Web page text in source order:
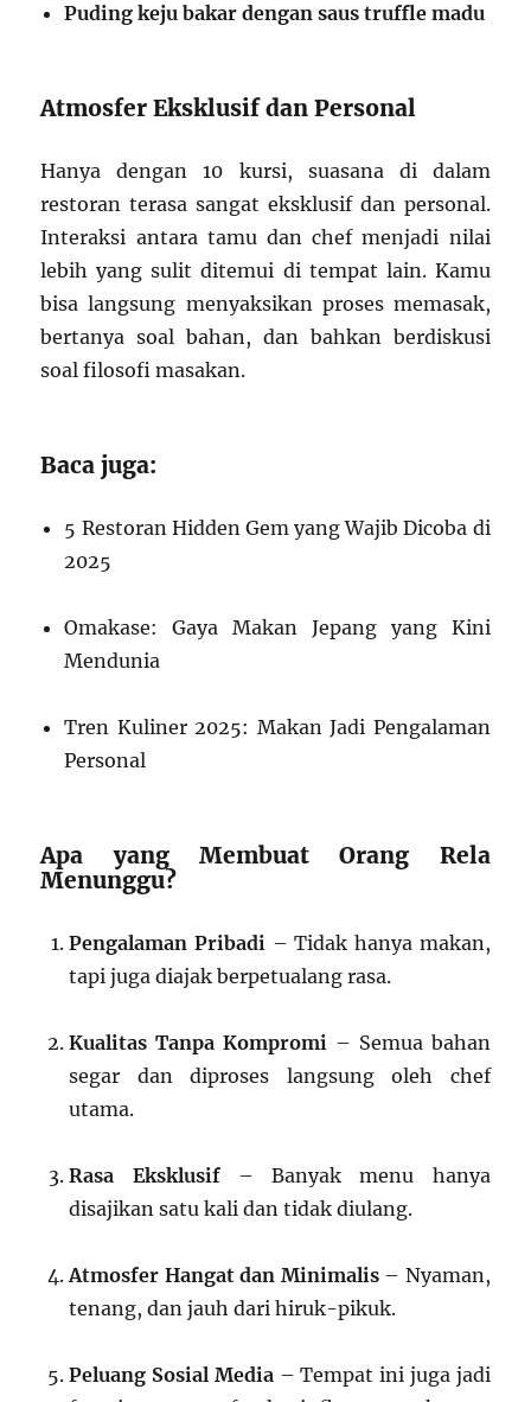
Puding keju bakar dengan saus truffle madu
Atmosfer Eksklusif dan Personal
Hanya dengan 10 kursi, suasana di dalam
restoran terasa sangat eksklusif dan personal.
Interaksi antara tamu dan chef menjadi nilai
lebih yang sulit ditemui di tempat lain. Kamu
bisa langsung menyaksikan proses memasak,
bertanya soal bahan, dan bahkan berdiskusi
soal filosofi masakan.
Baca juga:
5 Restoran Hidden Gem yang Wajib Dicoba di
2025
Omakase: Gaya Makan Jepang yang Kini
Mendunia
Tren Kuliner 2025: Makan Jadi Pengalaman
Personal
Apa yang Membuat Orang Rela
Menunggu?
Pengalaman Pribadi – Tidak hanya makan,
tapi juga diajak berpetualang rasa.
Kualitas Tanpa Kompromi – Semua bahan
segar dan diproses langsung oleh chef
utama.
Rasa Eksklusif– Banyak menu hanya
disajikan satu kali dan tidak diulang.
Atmosfer Hangat dan Minimalis– Nyaman,
tenang, dan jauh dari hiruk-pikuk.
Peluang Sosial Media– Tempat ini juga jadi